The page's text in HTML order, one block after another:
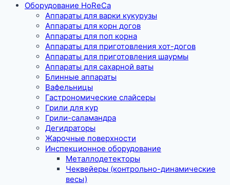
Оборудование HoReCa
Аппараты для варки кукурузы
Аппараты для корн догов
Аппараты для поп корна
Аппараты для приготовления хот-догов
Аппараты для приготовления шаурмы
Аппараты для сахарной ваты
Блинные аппараты
Вафельницы
Гастрономические слайсеры
Грили для кур
Грили-саламандра
Дегидраторы
Жарочные поверхности
Инспекционное оборудование
Металлодетекторы
Чеквейеры (контрольно-динамические
весы)